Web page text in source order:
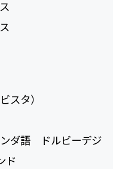
スタ）
ダ語 ドルビーデジ
ド